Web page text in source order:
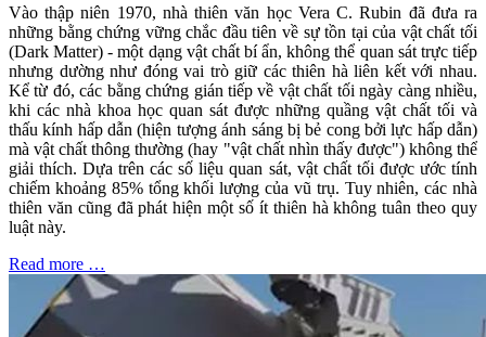
Vào thập niên 1970, nhà thiên văn học Vera C. Rubin đã đưa ra
những bằng chứng vững chắc đầu tiên về sự tồn tại của vật chất tối
(Dark Matter) - một dạng vật chất bí ẩn, không thể quan sát trực tiếp
nhưng dường như đóng vai trò giữ các thiên hà liên kết với nhau.
Kể từ đó, các bằng chứng gián tiếp về vật chất tối ngày càng nhiều,
khi các nhà khoa học quan sát được những quầng vật chất tối và
thấu kính hấp dẫn (hiện tượng ánh sáng bị bẻ cong bởi lực hấp dẫn)
mà vật chất thông thường (hay "vật chất nhìn thấy được") không thể
giải thích. Dựa trên các số liệu quan sát, vật chất tối được ước tính
chiếm khoảng 85% tổng khối lượng của vũ trụ. Tuy nhiên, các nhà
thiên văn cũng đã phát hiện một số ít thiên hà không tuân theo quy
luật này.
Read more …